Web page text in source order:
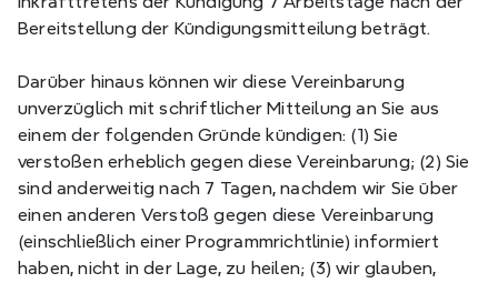
Bereitstellung der Kündigungsmitteilung beträgt.
Darüber hinaus können wir diese Vereinbarung
unverzüglich mit schriftlicher Mitteilung an Sie aus
einem der folgenden Gründe kündigen: (1) Sie
verstoßen erheblich gegen diese Vereinbarung; (2) Sie
sind anderweitig nach 7 Tagen, nachdem wir Sie über
einen anderen Verstoß gegen diese Vereinbarung
(einschließlich einer Programmrichtlinie) informiert
haben, nicht in der Lage, zu heilen; (3) wir glauben,